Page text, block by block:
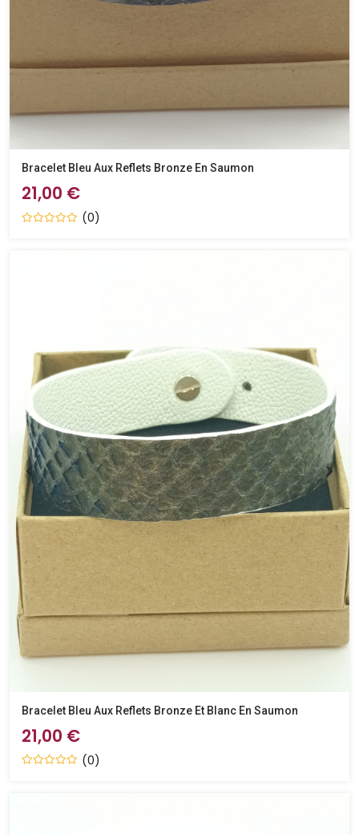
Bracelet Bleu Aux Reflets Bronze En Saumon
21,00 €
(0)
Bracelet Bleu Aux Reflets Bronze Et Blanc En Saumon
21,00 €
(0)